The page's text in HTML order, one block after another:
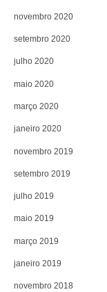
novembro 2020
setembro 2020
julho 2020
maio 2020
março 2020
janeiro 2020
novembro 2019
setembro 2019
julho 2019
maio 2019
março 2019
janeiro 2019
novembro 2018